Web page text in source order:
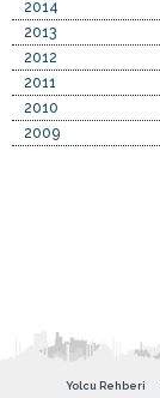
2014
2013
2012
2011
2010
2009
Yolcu Rehberi